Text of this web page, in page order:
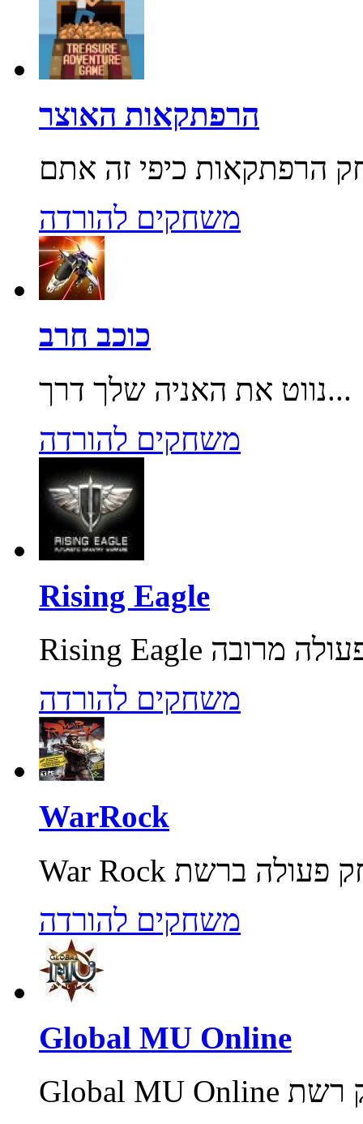
הרפתקאות האוצר
משחקים להורדה
כוכב חרב
נווט את האניה שלך דרך...
משחקים להורדה
Rising Eagle
משחקים להורדה
WarRock
משחקים להורדה
Global MU Online